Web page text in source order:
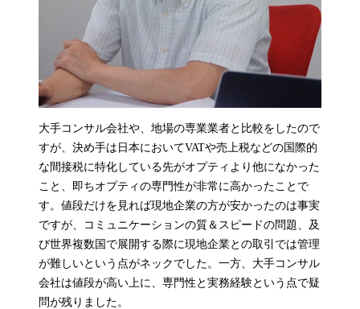
大手コンサル会社や、地場の専業業者と比較をしたので
すが、決め手は日本においてVATや売上税などの国際的
な間接税に特化している先がオプティより他になかった
こと、即ちオプティの専門性が非常に高かったことで
す。値段だけを見れば現地企業の方が安かったのは事実
ですが、コミュニケーションの質＆スピードの問題、及
び世界複数国で展開する際に現地企業との取引では管理
が難しいという点がネックでした。一方、大手コンサル
会社は値段が高い上に、専門性と実務経験という点で疑
問が残りました。